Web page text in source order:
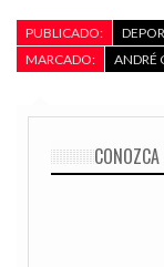
PUBLICADO:
MARCADO:
ANDRÉ